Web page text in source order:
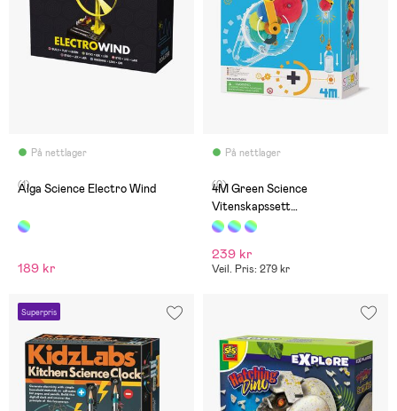
På nettlager
(1)
Alga Science Electro Wind
189 kr
På nettlager
(0)
4M Green Science
Vitenskapssett
Dynamolommelykt
239 kr
Veil. Pris: 279 kr
Superpris